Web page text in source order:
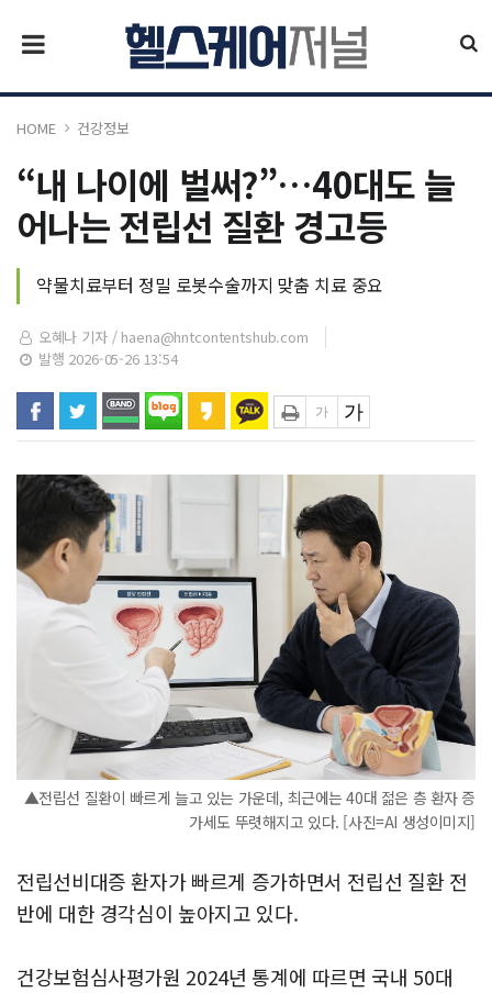
HOME 건강정보
“내 나이에 벌써?”…40대도 늘
어나는 전립선 질환 경고등
약물치료부터 정밀 로봇수술까지 맞춤 치료 중요
오혜나 기자 / haena@hntcontentshub.com
발행 2026-05-26 13:54
▲전립선 질환이 빠르게 늘고 있는 가운데, 최근에는 40대 젊은 층 환자 증
가세도 뚜렷해지고 있다. [사진=AI 생성이미지]
전립선비대증 환자가 빠르게 증가하면서 전립선 질환 전
반에 대한 경각심이 높아지고 있다.
건강보험심사평가원 2024년 통계에 따르면 국내 50대